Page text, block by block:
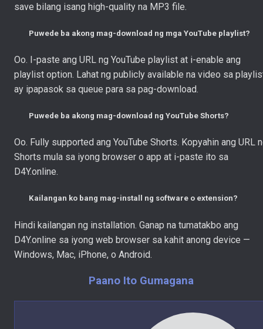
save bilang isang high-quality na MP3 file.
Puwede ba akong mag-download ng mga YouTube playlist?
Oo. I-paste ang URL ng YouTube playlist at i-enable ang
playlist option. Lahat ng publicly available na video sa
ay ipapasok sa queue para sa pag-download.
Puwede ba akong mag-download ng YouTube Shorts?
Oo. Fully supported ang YouTube Shorts. Kopyahin ang URL
Shorts mula sa iyong browser o app at i-paste ito sa
D4Y.online.
Kailangan ko bang mag-install ng software o extension?
Hindi kailangan ng installation. Ganap na tumatakbo ang
D4Y.online sa iyong web browser sa kahit anong device —
Windows, Mac, iPhone, o Android.
Paano Ito Gumagana